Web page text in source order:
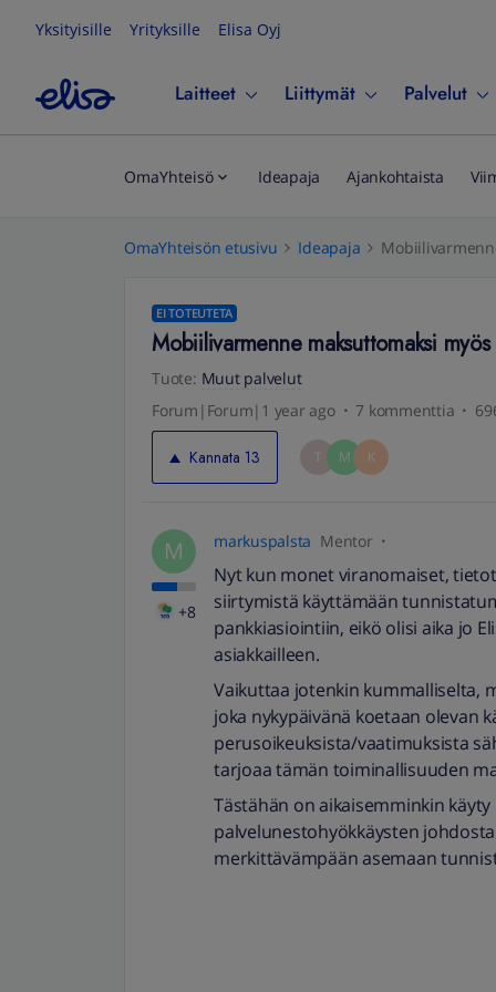
Yksityisille Yrityksille Elisa Oyj
Laitteet Liittymät Palvelut
OmaYhteisö Ideapaja Ajankohtaista
OmaYhteisön etusivu Ideapaja
EI TOTEUTETA
Mobiilivarmenne maksuttomaksi myös
Tuote: Muut palvelut
Forum|Forum|1 year ago
7 kommenttia
Kannata 13 M K
M
+8
markuspalsta Mentor
Nyt kun monet viranomaiset,
siirtymistä käyttämään
pankkiasiointiin, eikö olisi aika jo
asiakkailleen.
Vaikuttaa jotenkin kummalliselta,
joka nykypäivänä koetaan olevan
perusoikeuksista/vaatimuksista
tarjoaa tämän toiminallisuuden
Tästähän on aikaisemminkin
palvelunestohyökkäysten
merkittävämpään asemaan